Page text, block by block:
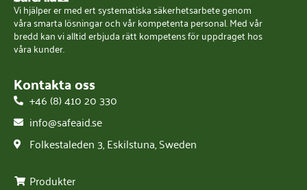
Vi hjälper er med ert systematiska säkerhetsarbete genom
våra smarta lösningar och vår kompetenta personal. Med vår
bredd kan vi alltid erbjuda rätt kompetens för uppdraget hos
våra kunder.
Kontakta oss
+46 (8) 410 20 330
info@safeaid.se
Folkestaleden 3, Eskilstuna, Sweden
Produkter